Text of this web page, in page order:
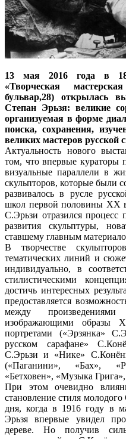
13 мая 2016 года в
«Творческая
бульвар,28) открылась
Степан Эрьзя: великие
организуемая в форме
поиска, сохранения,
великих мастеров
Актуальность нового
том, что впервые кураторы
визуальные параллели в
скульпторов, которые были
развивалось в русле
школ первой половины ХХ
С.Эрьзи отразился
развития скульптуры,
ставшему главным
В творчестве
тематических линий и
индивидуально, в
стилистическими
достичь интересных
предоставляется
между
изображающими образы
портретами («Эрзянка»
русском сарафане»
С.Эрьзи и «Нике»
(«Паганини», «Бах»,
«Бетховен», «Музыка
При этом очевидно
становление стиля
дня, когда в 1916 году в
Эрьзя впервые увидел
дереве. Но получив